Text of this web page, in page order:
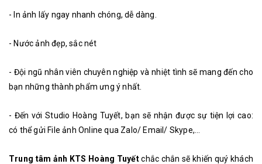
- In ảnh lấy ngay nhanh chóng, dễ dàng.
- Nước ảnh đẹp, sắc nét
- Đội ngũ nhân viên chuyên nghiệp và nhiệt tình sẽ mang đến cho
bạn những thành phẩm ưng ý nhất.
- Đến với Studio Hoàng Tuyết, bạn sẽ nhận được sự tiện lợi cao:
có thể gửi File ảnh Online qua Zalo/ Email/ Skype,...
Trung tâm ảnh KTS Hoàng Tuyếtchắc chắn sẽ khiến quý khách